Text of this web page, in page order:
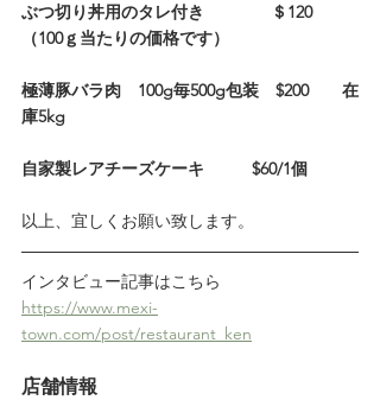
ぶつ切り丼用のタレ付き　　　　＄120
（100ｇ当たりの価格です）
極薄豚バラ肉　100g毎500g包装　$200　　在
庫5kg
自家製レアチーズケーキ          $60/1個
以上、宜しくお願い致します。
インタビュー記事はこちら
https://www.mexi-
town.com/post/restaurant_ken
店舗情報